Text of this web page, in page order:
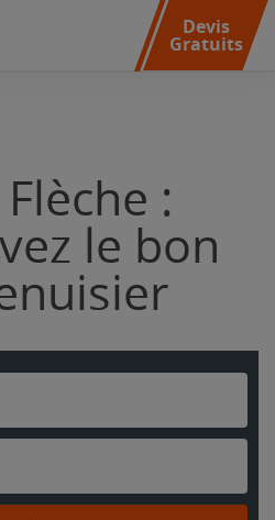
Devis
Gratuits
Flèche :
le bon